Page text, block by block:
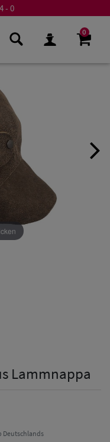
- 0
0
Lammnappa
Deutschlands